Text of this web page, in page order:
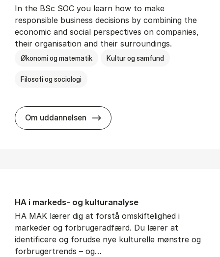
In the BSc SOC you learn how to make
responsible business decisions by combining the
economic and social perspectives on companies,
their organisation and their surroundings.
Økonomi og matematik Kultur og samfund
Filosofi og sociologi
Om uddannelsen BSc in Busi­ness Ad­min­is­tra­tion
HA i mar­keds- og kul­tu­r­a­na­ly­se
HA MAK lærer dig at forstå omskiftelighed i
markeder og forbrugeradfærd. Du lærer at
identificere og forudse nye kulturelle mønstre og
forbrugertrends – og…